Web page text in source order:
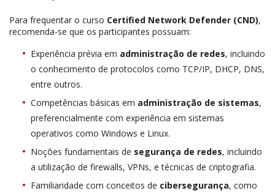
Para frequentar o curso Certified Network Defender (CND),
recomenda-se que os participantes possuam:
Experiência prévia em administração de redes, incluindo
o conhecimento de protocolos como TCP/IP, DHCP, DNS,
entre outros.
Competências básicas em administração de sistemas,
preferencialmente com experiência em sistemas
operativos como Windows e Linux.
Noções fundamentais de segurança de redes, incluindo
a utilização de firewalls, VPNs, e técnicas de criptografia.
Familiaridade com conceitos de cibersegurança, como